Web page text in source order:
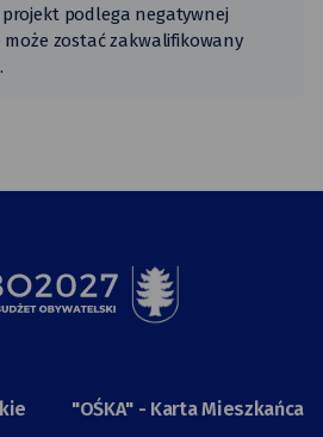
projekt podlega negatywnej
zostać zakwalifikowany
"OŚKA" - Karta Mieszkańca